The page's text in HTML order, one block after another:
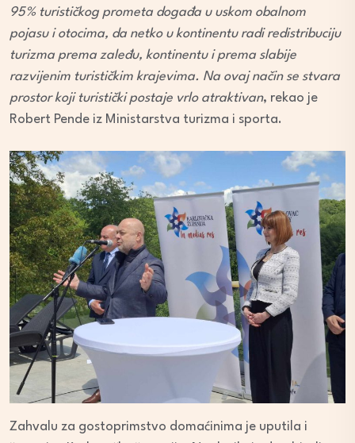
95% turističkog prometa događa u uskom obalnom
pojasu i otocima, da netko u kontinentu radi redistribuciju
turizma prema zaleđu, kontinentu i prema slabije
razvijenim turističkim krajevima. Na ovaj način se stvara
prostor koji turistički postaje vrlo atraktivan, rekao je
Robert Pende iz Ministarstva turizma i sporta.
Zahvalu za gostoprimstvo domaćinima je uputila i